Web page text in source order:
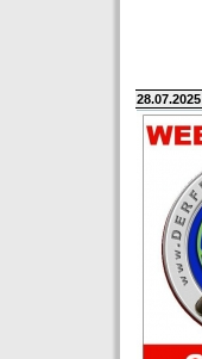
28.07.2025